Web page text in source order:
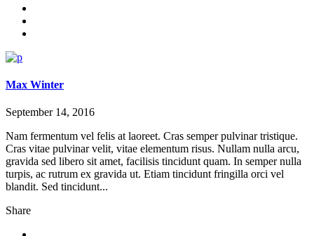
Max Winter
September 14, 2016
Nam fermentum vel felis at laoreet. Cras semper pulvinar tristique.
Cras vitae pulvinar velit, vitae elementum risus. Nullam nulla arcu,
gravida sed libero sit amet, facilisis tincidunt quam. In semper nulla
turpis, ac rutrum ex gravida ut. Etiam tincidunt fringilla orci vel
blandit. Sed tincidunt...
Share